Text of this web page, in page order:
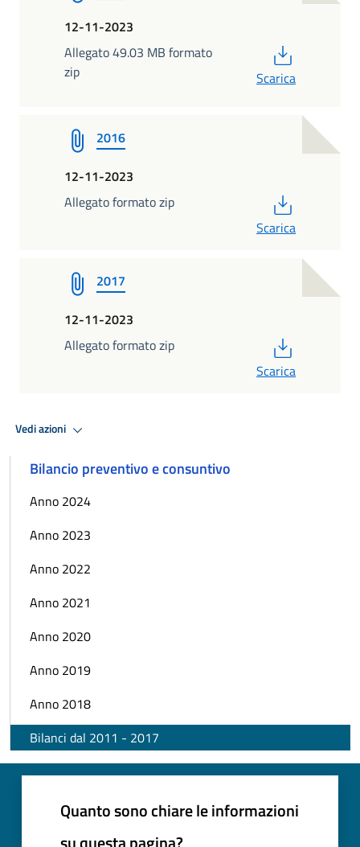
12-11-2023
Allegato 49.03 MB formato
zip
Scarica
2016
12-11-2023
Allegato formato zip
Scarica
2017
12-11-2023
Allegato formato zip
Scarica
Vedi azioni
Bilancio preventivo e consuntivo
Anno 2024
Anno 2023
Anno 2022
Anno 2021
Anno 2020
Anno 2019
Anno 2018
Bilanci dal 2011 - 2017
Quanto sono chiare le informazioni